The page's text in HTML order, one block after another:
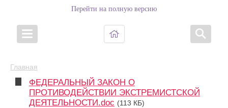
Перейти на полную версию
Главная
ФЕДЕРАЛЬНЫЙ ЗАКОН О
ПРОТИВОДЕЙСТВИИ ЭКСТРЕМИСТСКОЙ
ДЕЯТЕЛЬНОСТИ.doc (113 КБ)